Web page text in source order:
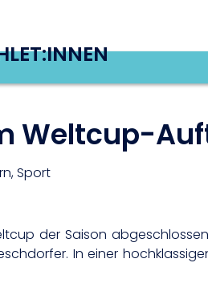
Weltcup-
,Sport
der Saison
In einer